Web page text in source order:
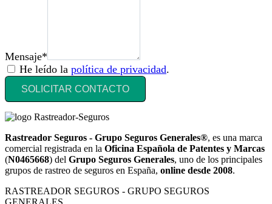
Mensaje*
He leído la política de privacidad.
SOLICITAR CONTACTO
Rastreador Seguros - Grupo Seguros Generales®, es una marca
comercial registrada en la Oficina Española de Patentes y Marcas
(N0465668) del Grupo Seguros Generales, uno de los principales
grupos de rastreo de seguros en España, online desde 2008.
RASTREADOR SEGUROS - GRUPO SEGUROS
GENERALES